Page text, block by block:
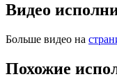
Видео
Больше видео на
Похожие